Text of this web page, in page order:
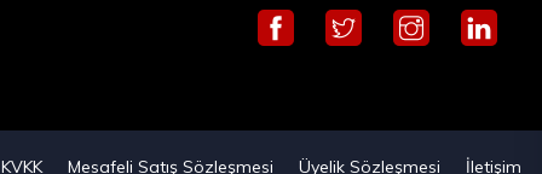
KVKK Mesafeli Satış Sözleşmesi Üyelik Sözleşmesi İletişim